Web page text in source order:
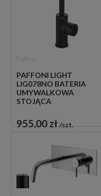
PAFFONI LIGHT
LIG078NO BATERIA
UMYWALKOWA
STOJĄCA
CZARNA
955,00 zł szt.